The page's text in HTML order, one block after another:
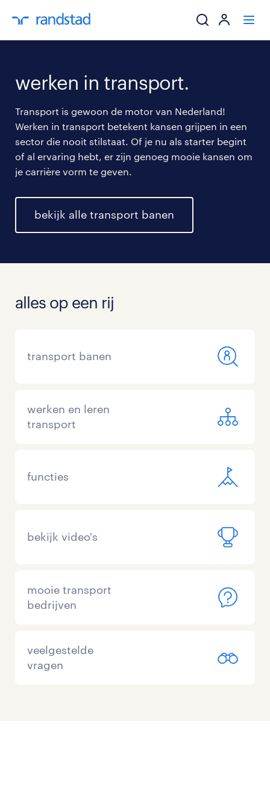
mijn carrière
over randstad
werken in transport.
Transport is gewoon de motor van Nederland!
Werken in transport betekent kansen grijpen in een
sector die nooit stilstaat. Of je nu als starter begint
of al ervaring hebt, er zijn genoeg mooie kansen om
je carrière vorm te geven.
bekijk alle transport banen
alles op een rij
transport banen
werken en leren
transport
functies
bekijk video's
mooie transport
bedrijven
veelgestelde
vragen